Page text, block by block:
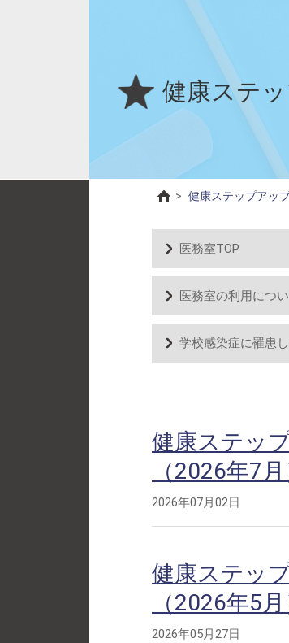
健康ステ
> 健康ステップアッ
医務室TOP
医務室の利用につ
学校感染症に罹患
健康ステッ
（2026年7月
2026年07月02日
健康ステッ
（2026年5月
2026年05月27日